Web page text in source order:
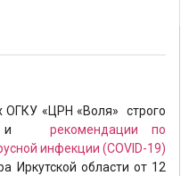
ОГКУ «ЦРН «Воля» строго
ирекомендации по
инфекции (COVID-19)
Иркутской области от 12